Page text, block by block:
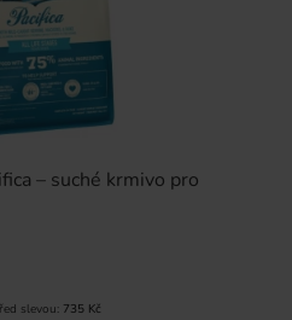
– suché krmivo pro
slevou: 735 Kč